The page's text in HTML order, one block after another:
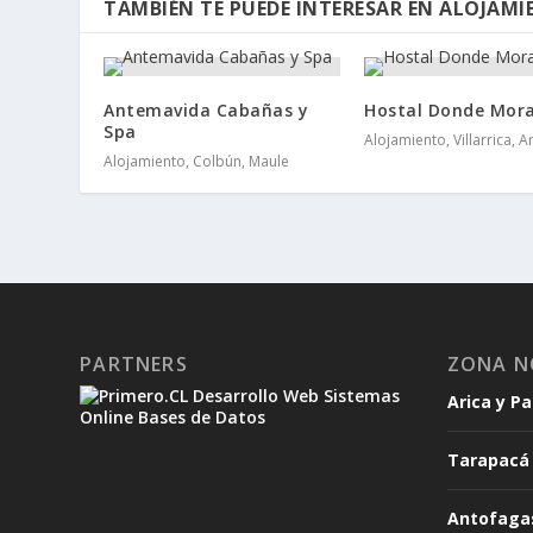
TAMBIÉN TE PUEDE INTERESAR EN
Antemavida Cabañas y
Spa
Alojamiento, Colbún, Maule
Hostal Donde
Alojamiento, Villarrica,
PARTNERS ZONA
Arica y
Tarapacá